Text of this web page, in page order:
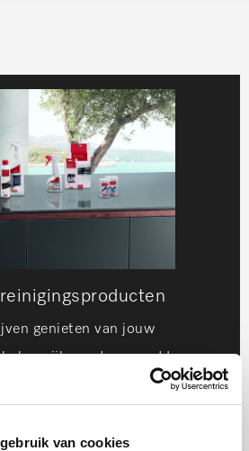
van cookies
genieten van jouw
om deze goed te
je het beste doen met de